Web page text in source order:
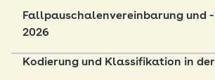
Fallpauschalenvereinbarung und
2026
Kodierung und Klassifikation in